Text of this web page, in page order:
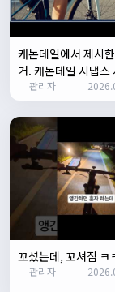
뇽
사이트 가입자
관리자 09:12:12
열심히타자
맛점하세요~
배과장12:48:20
반갑습니다 여
배과장12:48:33
명절에도 열심
존명12:42:39
캐논데일에서 제시
거. 캐논데일 시냅스
N
관리자
꼬셨는데, 꼬셔짐 ㅋ
관리자